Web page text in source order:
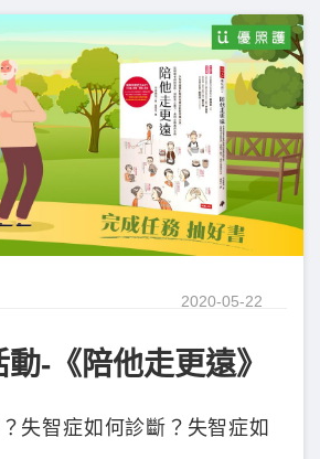
2020-05-22
-《陪他走更遠》
失智症如何診斷？失智症如